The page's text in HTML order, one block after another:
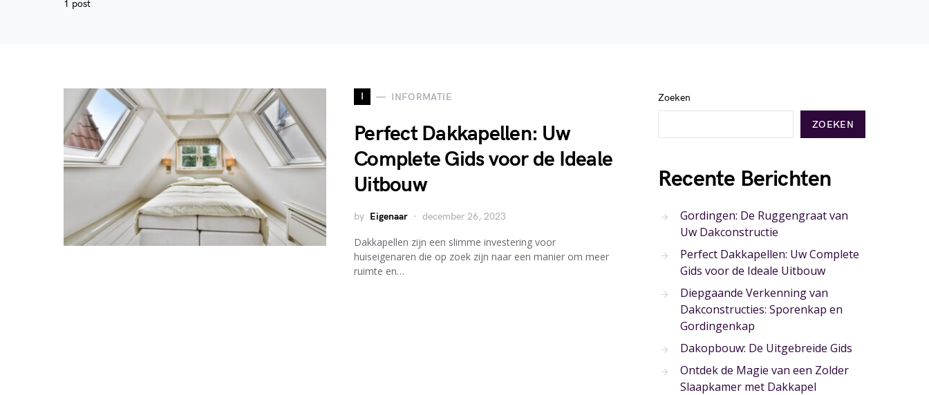
1 post
I INFORMATIE
Perfect Dakkapellen: Uw
Complete Gids voor de Ideale
Uitbouw
by Eigenaar december 26, 2023
Dakkapellen zijn een slimme investering voor
huiseigenaren die op zoek zijn naar een manier om meer
ruimte en…
Zoeken
ZOEKEN
Recente Berichten
Gordingen: De Ruggengraat van
Uw Dakconstructie
Perfect Dakkapellen: Uw Complete
Gids voor de Ideale Uitbouw
Diepgaande Verkenning van
Dakconstructies: Sporenkap en
Gordingenkap
Dakopbouw: De Uitgebreide Gids
Ontdek de Magie van een Zolder
Slaapkamer met Dakkapel